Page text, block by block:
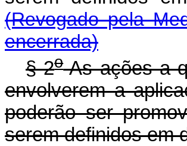
(Revogado pela
encerrada)
§ 2oAs ações a
envolverem a
poderão ser
serem definidos em